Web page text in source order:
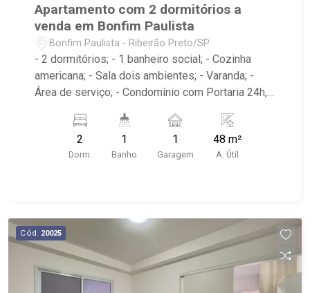
Apartamento com 2 dormitórios a
venda em Bonfim Paulista
Bonfim Paulista - Ribeirão Preto/SP
- 2 dormitórios; - 1 banheiro social; - Cozinha
americana; - Sala dois ambientes; - Varanda; -
Área de serviço; - Condomínio com Portaria 24h,
Próximo à DaniBe FullStore, Bola na Grama
Bonfim, Baterias Batex, supermercado Gricki e
Centro de Bonfim;
2
Dorm.
1
Banho
1
Garagem
48 m²
A. Útil
Cód. 20025